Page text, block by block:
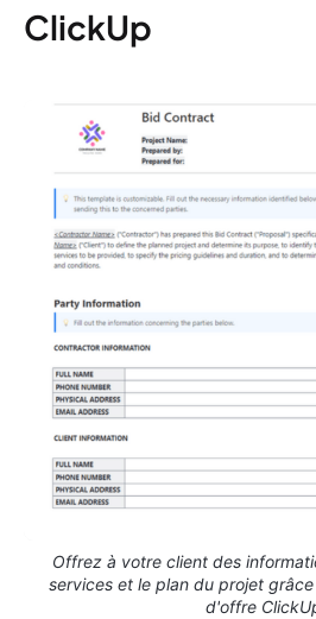
ClickUp
Offrez à votre client des
services et le plan du projet
d'offre